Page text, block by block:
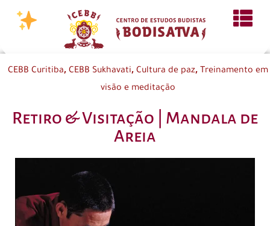
CEBB Curitiba, CEBB Sukhavati, Cultura de paz, Treinamento em
visão e meditação
Retiro & Visitação | Mandala de
Areia